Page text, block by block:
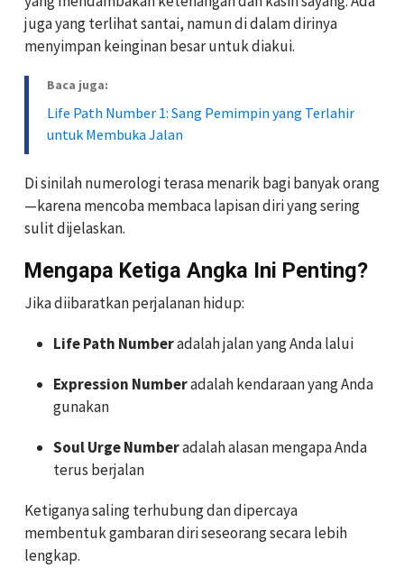
juga yang terlihat santai, namun di dalam dirinya
menyimpan keinginan besar untuk diakui.
Baca juga:
Life Path Number 1: Sang Pemimpin yang Terlahir
untuk Membuka Jalan
Di sinilah numerologi terasa menarik bagi banyak orang
—karena mencoba membaca lapisan diri yang sering
sulit dijelaskan.
Mengapa Ketiga Angka Ini Penting?
Jika diibaratkan perjalanan hidup:
Life Path Numberadalah jalan yang Anda lalui
Expression Numberadalah kendaraan yang Anda
gunakan
Soul Urge Numberadalah alasan mengapa Anda
terus berjalan
Ketiganya saling terhubung dan dipercaya
membentuk gambaran diri seseorang secara lebih
lengkap.